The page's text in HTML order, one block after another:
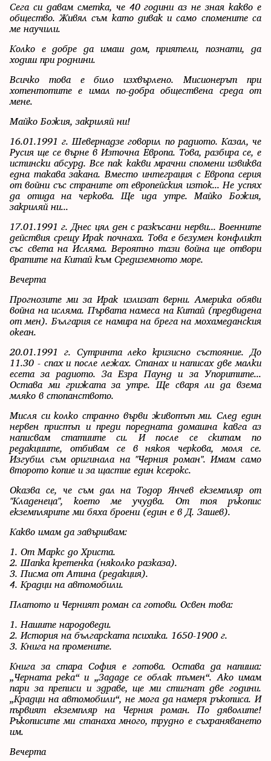
Сега си давам сметка, че 40 години аз не зная какво е
общество. Живял съм като дивак и само спомените са
ме научили.
Колко е добре да имаш дом, приятели, познати, да
ходиш при роднини.
Всичко това е било изхвърлено. Мисионерът при
хотентотите е имал по-добра обществена среда от
мене.
Майко Божия, закриляй ни!
16.01.1991 г. Шевернадзе говорил по радиото. Казал, че
Русия ще се върне в Източна Европа. Това, разбира се, е
истински абсурд. Все пак какви мрачни спомени извиква
една такава закана. Вместо интеграция с Европа серия
от войни със страните от европейския изток... Не успях
да отида на черкова. Ще ида утре. Майко Божия,
закриляй ни...
17.01.1991 г. Днес цял ден с разкъсани нерви... Военните
действия срещу Ирак почнаха. Това е безумен конфликт
със света на Исляма. Вероятно тази война ще отвори
вратите на Китай към Средиземното море.
Вечерта
Прогнозите ми за Ирак излизат верни. Америка обяви
война на исляма. Първата намеса на Китай (предвидена
от мен). България се намира на брега на мохамеданския
океан.
20.01.1991 г. Сутринта леко кризисно състояние. До
11.30 - спах и после лежах. Станах и написах две малки
есета за радиото. За Езра Паунд и за Упоритите...
Остава ми грижата за утре. Ще сваря ли да взема
мляко в стопанството.
Мисля си колко странно върви животът ми. След един
нервен пристъп и преди поредната домашна кавга аз
написвам статиите си. И после се скитам по
редакциите, отбивам се в някоя черкова, моля се.
Изгубил съм оригинала на "Черния роман". Имам само
второто копие и за щастие един ксерокс.
Оказва се, че съм дал на Тодор Янчев екземпляр от
"Кладенеца", което ме учудва. От тоя ръкопис
екземплярите ми бяха броени (един е в Д. Зашев).
Какво имам да завършвам:
1. От Маркс до Христа.
2. Шапка кретенка (няколко разказа).
3. Писма от Атина (редакция).
4. Крадци на автомобили.
Платото и Черният роман са готови. Освен това:
1. Нашите народоведи.
2. История на българската психика. 1650-1900 г.
3. Книга на промените.
Книга за стара София е готова. Остава да напиша:
„Черната река“ и „Зададе се облак тъмен“. Ако имам
пари за преписи и здраве, ще ми стигнат две години.
„Крадци на автомобили“, не мога да намеря ръкописа. И
първият екземпляр на Черния роман. По дяволите!
Ръкописите ми станаха много, трудно е съхраняването
им.
Вечерта